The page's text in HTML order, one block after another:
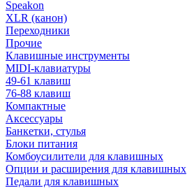
Speakon
XLR (канон)
Переходники
Прочие
Клавишные инструменты
MIDI-клавиатуры
49-61 клавиш
76-88 клавиш
Компактные
Аксессуары
Банкетки, стулья
Блоки питания
Комбоусилители для клавишных
Опции и расширения для клавишных
Педали для клавишных